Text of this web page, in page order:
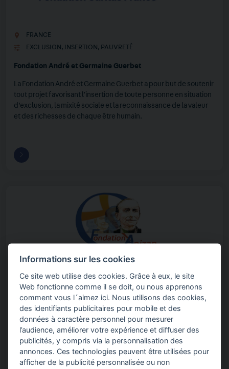
FRANCE
EXCLUSION , INSERTION , PAUVRETÉ
Fondation André et Germaine Guerbet
La Fondation André et Germaine Guerbet a pour but de soutenir
tout projet favorisant l’insertion de toute personne en situation
d’exclusion, la mixité sociale et la reconnaissance de la valeur
et des richesses de chaque être humain.
MONDE
EDUCATION,ENFANCE
Fondation Anizan
La Fondation Anizan a pour but d’apporter un soutien aux…
Informations sur les cookies
Ce site web utilise des cookies. Grâce à eux, le site
Web fonctionne comme il se doit, ou nous apprenons
comment vous l´aimez ici. Nous utilisons des cookies,
des identifiants publicitaires pour mobile et des
données à caractère personnel pour mesurer
l’audience, améliorer votre expérience et diffuser des
publicités, y compris via la personnalisation des
annonces. Ces technologies peuvent être utilisées pour
afficher de la publicité personnalisée ou non